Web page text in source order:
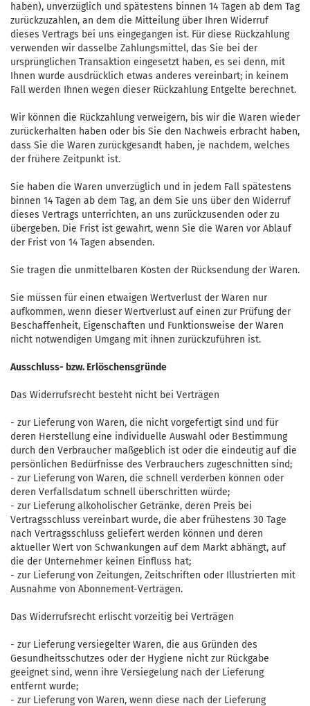
haben), unverzüglich und spätestens binnen 14 Tagen ab dem Tag
zurückzuzahlen, an dem die Mitteilung über Ihren Widerruf
dieses Vertrags bei uns eingegangen ist. Für diese Rückzahlung
verwenden wir dasselbe Zahlungsmittel, das Sie bei der
ursprünglichen Transaktion eingesetzt haben, es sei denn, mit
Ihnen wurde ausdrücklich etwas anderes vereinbart; in keinem
Fall werden Ihnen wegen dieser Rückzahlung Entgelte berechnet.
Wir können die Rückzahlung verweigern, bis wir die Waren wieder
zurückerhalten haben oder bis Sie den Nachweis erbracht haben,
dass Sie die Waren zurückgesandt haben, je nachdem, welches
der frühere Zeitpunkt ist.
Sie haben die Waren unverzüglich und in jedem Fall spätestens
binnen 14 Tagen ab dem Tag, an dem Sie uns über den Widerruf
dieses Vertrags unterrichten, an uns zurückzusenden oder zu
übergeben. Die Frist ist gewahrt, wenn Sie die Waren vor Ablauf
der Frist von 14 Tagen absenden.
Sie tragen die unmittelbaren Kosten der Rücksendung der Waren.
Sie müssen für einen etwaigen Wertverlust der Waren nur
aufkommen, wenn dieser Wertverlust auf einen zur Prüfung der
Beschaffenheit, Eigenschaften und Funktionsweise der Waren
nicht notwendigen Umgang mit ihnen zurückzuführen ist.
Ausschluss- bzw. Erlöschensgründe
Das Widerrufsrecht besteht nicht bei Verträgen
- zur Lieferung von Waren, die nicht vorgefertigt sind und für
deren Herstellung eine individuelle Auswahl oder Bestimmung
durch den Verbraucher maßgeblich ist oder die eindeutig auf die
persönlichen Bedürfnisse des Verbrauchers zugeschnitten sind;
- zur Lieferung von Waren, die schnell verderben können oder
deren Verfallsdatum schnell überschritten würde;
- zur Lieferung alkoholischer Getränke, deren Preis bei
Vertragsschluss vereinbart wurde, die aber frühestens 30 Tage
nach Vertragsschluss geliefert werden können und deren
aktueller Wert von Schwankungen auf dem Markt abhängt, auf
die der Unternehmer keinen Einfluss hat;
- zur Lieferung von Zeitungen, Zeitschriften oder Illustrierten mit
Ausnahme von Abonnement-Verträgen.
Das Widerrufsrecht erlischt vorzeitig bei Verträgen
- zur Lieferung versiegelter Waren, die aus Gründen des
Gesundheitsschutzes oder der Hygiene nicht zur Rückgabe
geeignet sind, wenn ihre Versiegelung nach der Lieferung
entfernt wurde;
- zur Lieferung von Waren, wenn diese nach der Lieferung